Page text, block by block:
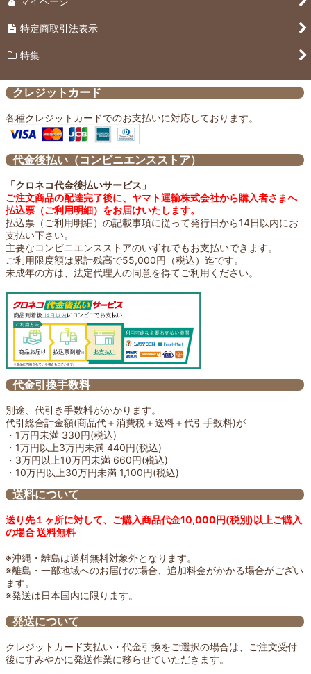
おすすめギフトセット
パンのおともに
ご飯のおともに
焼肉のおともに
日々の習慣に
SALE
特定商取引法表示
特集
クレジットカード
各種クレジットカードでのお支払いに対応しております。
代金後払い（コンビニエンスストア）
「クロネコ代金後払いサービス」
ご注文商品の配達完了後に、ヤマト運輸株式会社から購入者さまへ
払込票（ご利用明細）をお届けいたします。
払込票（ご利用明細）の記載事項に従って発行日から14日以内にお
支払い下さい。
主要なコンビニエンスストアのいずれでもお支払いできます。
ご利用限度額は累計残高で55,000円（税込）迄です。
未成年の方は、法定代理人の同意を得てご利用ください。
代金引換手数料
別途、代引き手数料がかかります。
代引総合計金額(商品代＋消費税＋送料＋代引手数料)が
・1万円未満 330円(税込)
・1万円以上3万円未満 440円(税込)
・3万円以上10万円未満 660円(税込)
・10万円以上30万円未満 1,100円(税込)
送料について
送り先１ヶ所に対して、ご購入商品代金10,000円(税別)以上ご購入
の場合 送料無料
※沖縄・離島は送料無料対象外となります。
※離島・一部地域へのお届けの場合、追加料金がかかる場合がござい
ます。
※発送は日本国内に限ります。
発送について
クレジットカード支払い・代金引換をご選択の場合は、ご注文受付
後にすみやかに発送作業に移らせていただきます。